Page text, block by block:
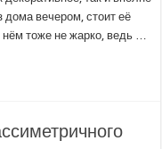
дома вечером, стоит её
тоже не жарко, ведь …